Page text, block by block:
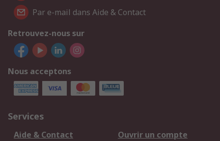
Par e-mail dans Aide & Contact
Retrouvez-nous sur
Nous acceptons
Services
Aide & Contact
Ouvrir un compte